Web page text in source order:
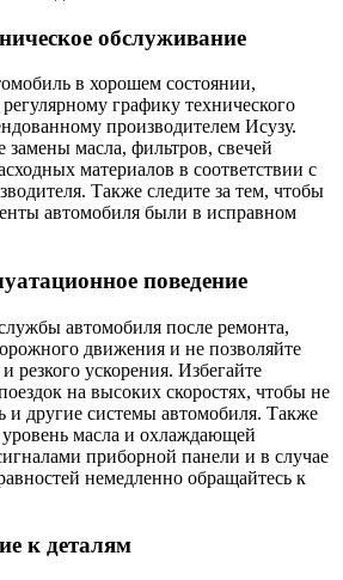
обслуживание
в хорошем состоянии,
графику технического
производителем Исузу.
замены масла, фильтров, свечей
материалов в соответствии с
Также следите за тем, чтобы
автомобиля были в исправном
поведение
автомобиля после ремонта,
движения и не позволяйте
резкого ускорения. Избегайте
на высоких скоростях, чтобы не
и другие системы автомобиля. Также
уровень масла и охлаждающей
приборной панели и в случае
немедленно обращайтесь к
к деталям